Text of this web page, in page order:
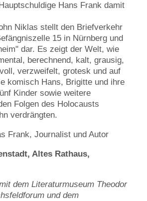
Hans Frank damit
Niklas stellt den Briefverkehr
15 in Nürnberg und
dar. Es zeigt der Welt, wie
berechnend, kalt, grausig,
verzweifelt, grotesk und auf
komisch Hans, Brigitte und ihre
Kinder sowie weitere
Folgen des Holocausts
verdrängten.
Frank, Journalist und Autor
Altes Rathaus,
dem Literaturmuseum Theodor
und dem